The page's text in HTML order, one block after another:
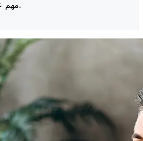
مهم عندما يتعلق الأمر بأموالك.